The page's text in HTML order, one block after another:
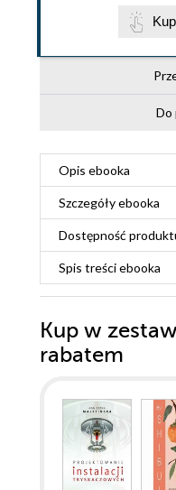
Do
Opis ebooka
Szczegółyebooka
Dostępność
Spis treściebooka
Kup w
rabatem